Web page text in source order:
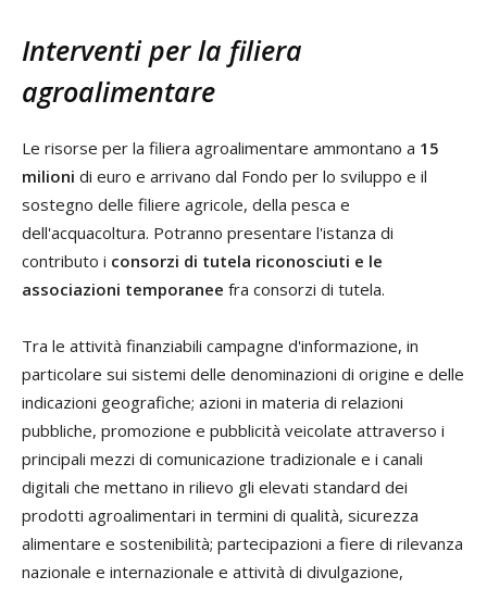
Interventi per la filiera
agroalimentare
Le risorse per la filiera agroalimentare ammontano a 15
milioni di euro e arrivano dal Fondo per lo sviluppo e il
sostegno delle filiere agricole, della pesca e
dell'acquacoltura. Potranno presentare l'istanza di
contributo i consorzi di tutela riconosciuti e le
associazioni temporanee fra consorzi di tutela.
Tra le attività finanziabili campagne d'informazione, in
particolare sui sistemi delle denominazioni di origine e delle
indicazioni geografiche; azioni in materia di relazioni
pubbliche, promozione e pubblicità veicolate attraverso i
principali mezzi di comunicazione tradizionale e i canali
digitali che mettano in rilievo gli elevati standard dei
prodotti agroalimentari in termini di qualità, sicurezza
alimentare e sostenibilità; partecipazioni a fiere di rilevanza
nazionale e internazionale e attività di divulgazione,